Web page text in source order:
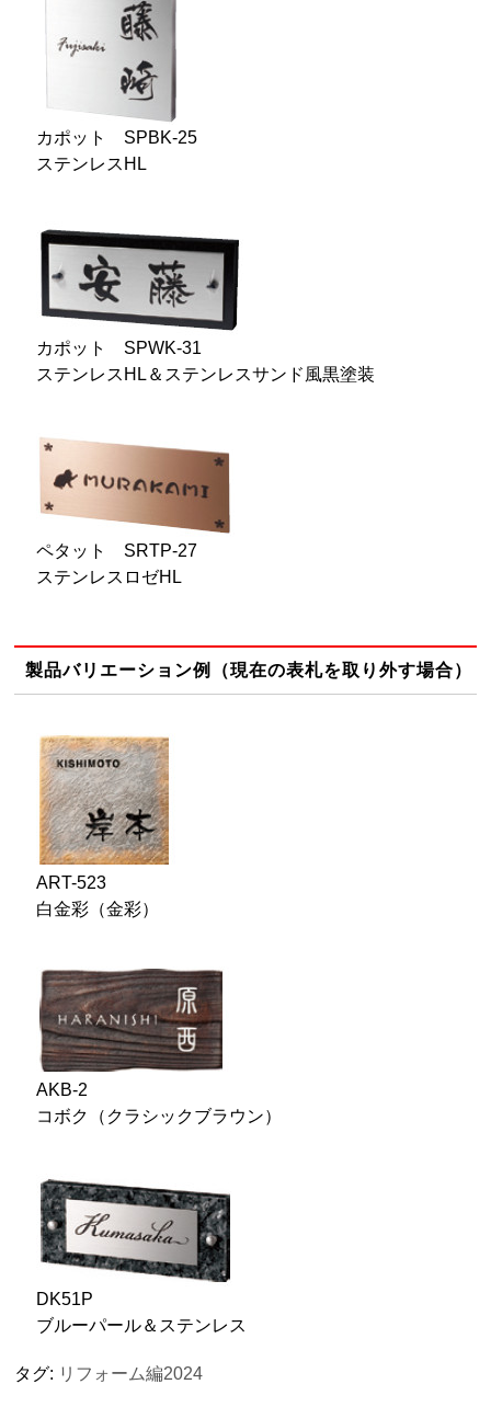
カポット SPBK-25
ステンレスHL
カポット SPWK-31
ステンレスHL＆ステンレスサンド風黒塗装
ペタット SRTP-27
ステンレスロゼHL
製品バリエーション例（現在の表札を取り外す場合）
ART-523
白金彩（金彩）
AKB-2
コボク（クラシックブラウン）
DK51P
ブルーパール＆ステンレス
タグ: リフォーム編2024